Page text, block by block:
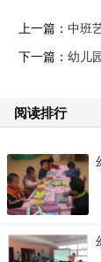
上一篇： 中班
下一篇： 幼儿
阅读排行